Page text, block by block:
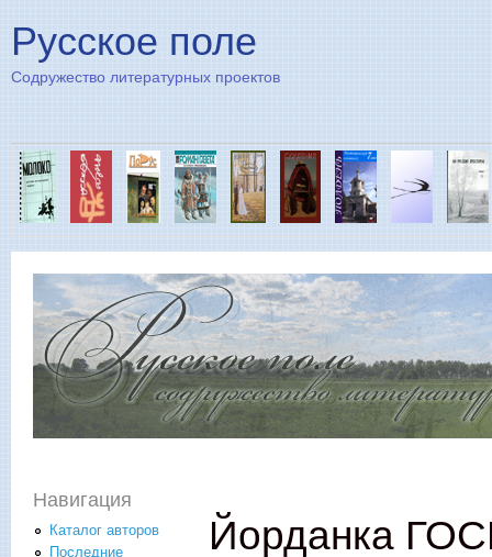
Русское поле
Содружество литературных проектов
Йорданка
Навигация
Каталог авторов
Последние